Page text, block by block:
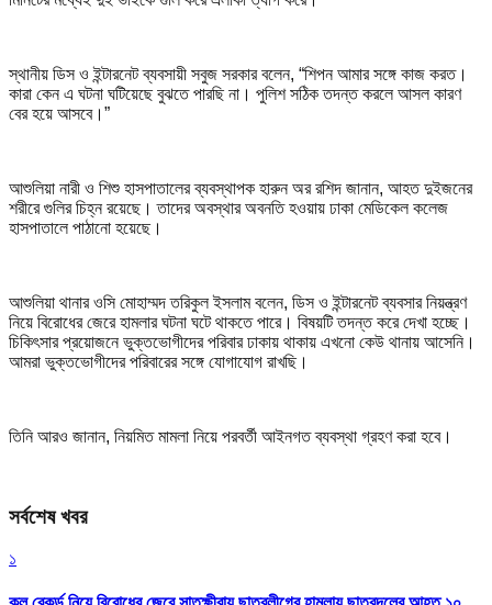
স্থানীয় ডিস ও ইন্টারনেট ব্যবসায়ী সবুজ সরকার বলেন, “শিপন আমার সঙ্গে কাজ করত।
কারা কেন এ ঘটনা ঘটিয়েছে বুঝতে পারছি না। পুলিশ সঠিক তদন্ত করলে আসল কারণ
বের হয়ে আসবে।”
আশুলিয়া নারী ও শিশু হাসপাতালের ব্যবস্থাপক হারুন অর রশিদ জানান, আহত দুইজনের
শরীরে গুলির চিহ্ন রয়েছে। তাদের অবস্থার অবনতি হওয়ায় ঢাকা মেডিকেল কলেজ
হাসপাতালে পাঠানো হয়েছে।
আশুলিয়া থানার ওসি মোহাম্মদ তরিকুল ইসলাম বলেন, ডিস ও ইন্টারনেট ব্যবসার নিয়ন্ত্রণ
নিয়ে বিরোধের জেরে হামলার ঘটনা ঘটে থাকতে পারে। বিষয়টি তদন্ত করে দেখা হচ্ছে।
চিকিৎসার প্রয়োজনে ভুক্তভোগীদের পরিবার ঢাকায় থাকায় এখনো কেউ থানায় আসেনি।
আমরা ভুক্তভোগীদের পরিবারের সঙ্গে যোগাযোগ রাখছি।
তিনি আরও জানান, নিয়মিত মামলা নিয়ে পরবর্তী আইনগত ব্যবস্থা গ্রহণ করা হবে।
সর্বশেষ খবর
১